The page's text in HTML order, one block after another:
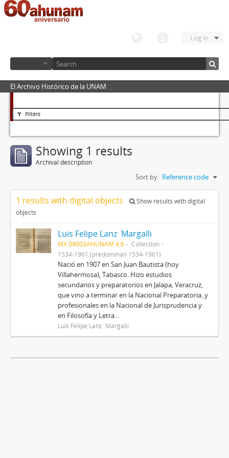
Log in
El Archivo Histórico de la UNAM
Filters
Showing 1 results
Archival description
Sort by: Reference code
1 results with digital objects
Show results with digital
objects
Luis Felipe Lanz Margalli
MX 09003AHUNAM 4.6
Collection
1534-1961 (predominan 1534-1961)
Nació en 1907 en San Juan Bautista (hoy
Villahermosa), Tabasco. Hizo estudios
secundarios y preparatorios en Jalapa, Veracruz,
que vino a terminar en la Nacional Preparatoria, y
profesionales en la Nacional de Jurisprudencia y
en Filosofía y Letra...
Luis Felipe Lanz Margalli